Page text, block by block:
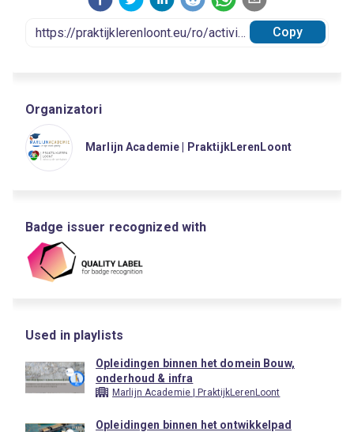
Copy
Organizatori
Marlijn Academie | PraktijkLerenLoont
Badge issuer recognized with
Used in playlists
Opleidingen binnen het domein Bouw,
onderhoud & infra
Marlijn Academie | PraktijkLerenLoont
Opleidingen binnen het ontwikkelpad